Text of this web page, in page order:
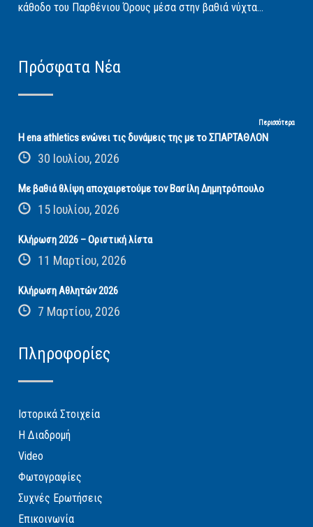
κάθοδο του Παρθένιου Όρους μέσα στην βαθιά νύχτα...
Πρόσφατα Νέα
Περισσότερα
Η ena athletics ενώνει τις δυνάμεις της με το ΣΠΑΡΤΑΘΛΟΝ
30 Ιουλίου, 2026
Με βαθιά θλίψη αποχαιρετούμε τον Βασίλη Δημητρόπουλο
15 Ιουλίου, 2026
Κλήρωση 2026 – Οριστική λίστα
11 Μαρτίου, 2026
Κλήρωση Αθλητών 2026
7 Μαρτίου, 2026
Πληροφορίες
Ιστορικά Στοιχεία
Η Διαδρομή
Video
Φωτογραφίες
Συχνές Ερωτήσεις
Επικοινωνία